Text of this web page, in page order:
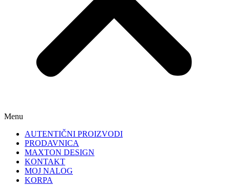
Menu
AUTENTIČNI PROIZVODI
PRODAVNICA
MAXTON DESIGN
KONTAKT
MOJ NALOG
KORPA